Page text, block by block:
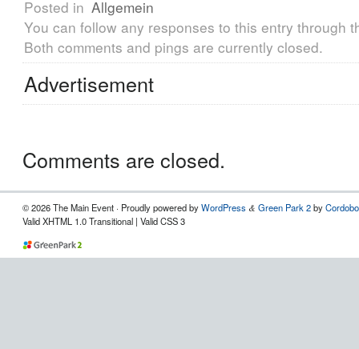
Posted in Allgemein
You can follow any responses to this entry through
Both comments and pings are currently closed.
Advertisement
Comments are closed.
© 2026 The Main Event · Proudly powered byWordPress & Green Park 2byCordobo
Valid XHTML 1.0 Transitional | Valid CSS 3